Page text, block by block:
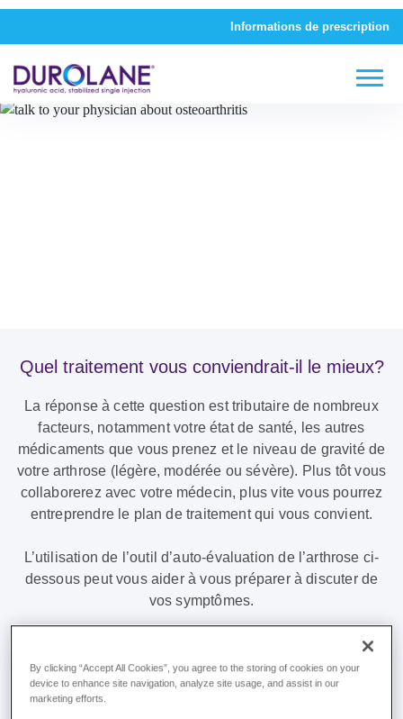
Informations de prescription
Quel traitement vous conviendrait-il le mieux?
La réponse à cette question est tributaire de nombreux
facteurs, notamment votre état de santé, les autres
médicaments que vous prenez et le niveau de gravité de
votre arthrose (légère, modérée ou sévère). Plus tôt vous
collaborerez avec votre médecin, plus vite vous pourrez
entreprendre le plan de traitement qui vous convient.
L’utilisation de l’outil d’auto-évaluation de l’arthrose ci-
dessous peut vous aider à vous préparer à discuter de
vos symptômes.
Assesment
tool
1. À quel endroit avez-vous ressenti une douleur
articulaire?
By clicking “Accept All Cookies”, you agree to the storing of cookies on your
device to enhance site navigation, analyze site usage, and assist in our
marketing efforts.